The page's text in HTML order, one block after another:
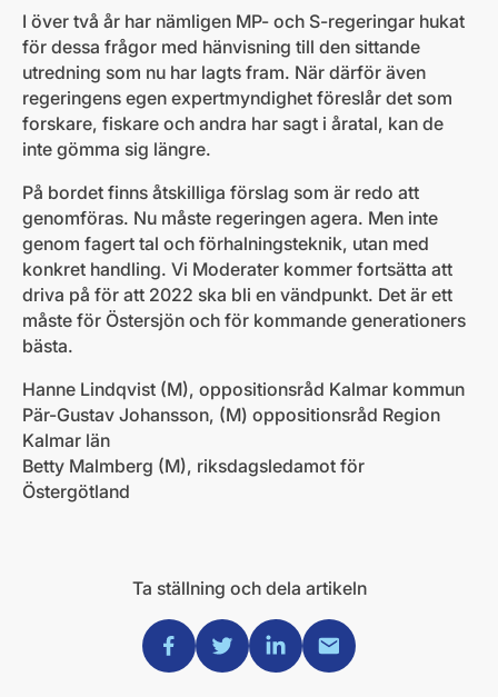
I över två år har nämligen MP- och S-regeringar hukat
för dessa frågor med hänvisning till den sittande
utredning som nu har lagts fram. När därför även
regeringens egen expertmyndighet föreslår det som
forskare, fiskare och andra har sagt i åratal, kan de
inte gömma sig längre.
På bordet finns åtskilliga förslag som är redo att
genomföras. Nu måste regeringen agera. Men inte
genom fagert tal och förhalningsteknik, utan med
konkret handling. Vi Moderater kommer fortsätta att
driva på för att 2022 ska bli en vändpunkt. Det är ett
måste för Östersjön och för kommande generationers
bästa.
Hanne Lindqvist (M), oppositionsråd Kalmar kommun
Pär-Gustav Johansson, (M) oppositionsråd Region
Kalmar län
Betty Malmberg (M), riksdagsledamot för
Östergötland
Ta ställning och dela artikeln
Dela via Facebook
Dela via Twitter
Dela via Linkedin
Dela via Mail